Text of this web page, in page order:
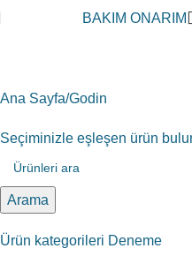
BAKIM ONARIM
Ürün kategorileri Deneme
Ana Sayfa Godin
Seçiminizle eşleşen ürün
Arama